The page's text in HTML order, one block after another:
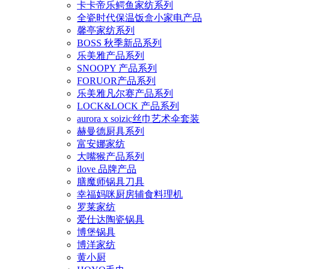
卡卡帝乐鳄鱼家纺系列
全瓷时代保温饭盒小家电产品
馨亭家纺系列
BOSS 秋季新品系列
乐美雅产品系列
SNOOPY 产品系列
FORUOR产品系列
乐美雅凡尔赛产品系列
LOCK&LOCK 产品系列
aurora x soizic丝巾艺术伞套装
赫曼德厨具系列
富安娜家纺
大嘴猴产品系列
ilove 品牌产品
膳魔师锅具刀具
幸福妈咪厨房辅食料理机
罗莱家纺
爱仕达陶瓷锅具
博堡锅具
博洋家纺
黄小厨